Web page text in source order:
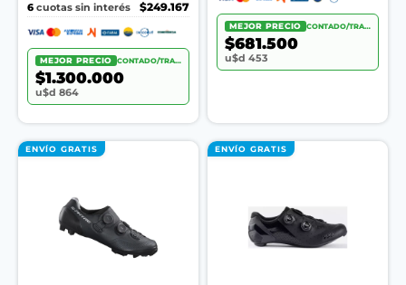
6 cuotas sin interés $249.167
MEJOR PRECIO CONTADO/TRANSF.
$1.300.000
u$d 864
MEJOR PRECIO CONTADO/TRANSF.
$681.500
u$d 453
ENVÍO GRATIS ENVÍO GRATIS